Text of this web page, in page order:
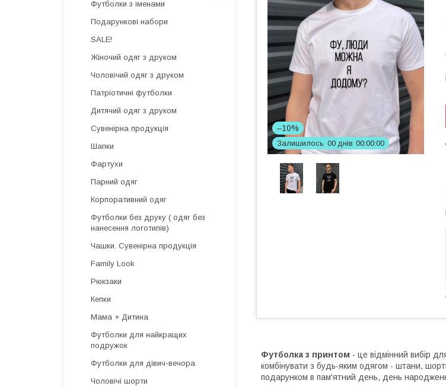
–10%
Залишилось 00 днів 00 00 00
Футболка з принтом - це відмінний вибір
комбінувати з будь-яким одягом - штани,
подарунком в пам'ятний день, день
Футболки з іменами
Подарункові набори
SALE!
Жіночий одяг з друком
Чоловічий одяг з друком
Патріотичні футболки
Дитячий одяг з друком
Сувенірна продукція
Шапки
Фартухи
Парний одяг
Корпоративний одяг
Футболки без друку ( одяг без
нанесення логотипів)
Чашки. Сувенірна продукція
Family Look
Рюкзаки
Кепки
Мама + Дитина
Футболки для найкращих
подружок
Футболки для дівич-вечора
Чоловічі шорти